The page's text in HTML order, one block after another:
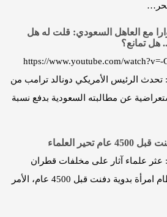
مع العاهل السعودي: قلت له هل
هل تمانع؟
https://www.youtube.com/watch?v=-
تحدث الرئيس الأمريكي دونالد ترامب من
عن مطالبته السعودية بدفع نسبة
تحير العلماء
عثر علماء آثار على مخلفات قطران
غامضة على عظام امرأة بدوية دفنت قبل 4500 عام، الأمر